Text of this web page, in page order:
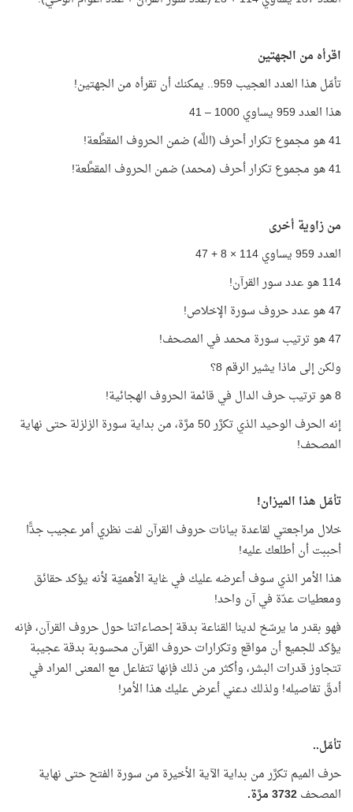
اقرأه من الجهتين
تأمّل هذا العدد العجيب 959.. يمكنك أن تقرأه من الجهتين!
هذا العدد 959 يساوي 1000 – 41
41 هو مجموع تكرار أحرف (اللَّه) ضمن الحروف المقطَّعة!
41 هو مجموع تكرار أحرف (محمد) ضمن الحروف المقطَّعة!
من زاوية أخرى
العدد 959 يساوي 114 × 8 + 47
114 هو عدد سور القرآن!
47 هو عدد حروف سورة الإخلاص!
47 هو ترتيب سورة محمد في المصحف!
ولكن إلى ماذا يشير الرقم 8؟
8 هو ترتيب حرف الدال في قائمة الحروف الهجائية!
إنه الحرف الوحيد الذي تكرَّر 50 مرَّة، من بداية سورة الزلزلة حتى نهاية
المصحف!
تأمّل هذا الميزان!
خلال مراجعتي لقاعدة بيانات حروف القرآن لفت نظري أمر عجيب جدًّا
أحببت أن أطلعك عليه!
هذا الأمر الذي سوف أعرضه عليك في غاية الأهميّة لأنه يؤكد حقائق
ومعطيات عدّة في آن واحد!
فهو بقدر ما يرسّخ لدينا القناعة بدقة إحصاءاتنا حول حروف القرآن، فإنه
يؤكد للجميع أن مواقع وتكرارات حروف القرآن محسوبة بدقة عجيبة
تتجاوز قدرات البشر، وأكثر من ذلك فإنها تتفاعل مع المعنى المراد في
أدقّ تفاصيله! ولذلك دعني أعرض عليك هذا الأمر!
تأمّل..
حرف الميم تكرَّر من بداية الآية الأخيرة من سورة الفتح حتى نهاية
المصحف3732مرَّة.